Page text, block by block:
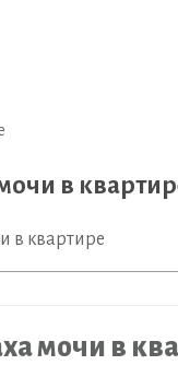
в
мочи в